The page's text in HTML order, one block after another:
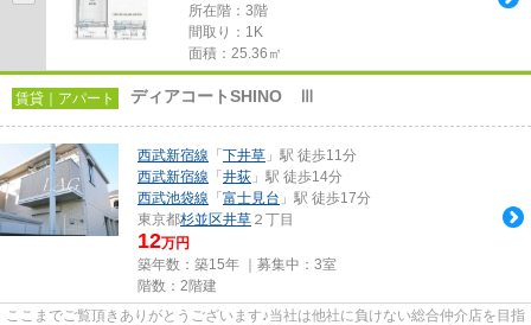
所在階：3階
間取り：1K
面積：25.36㎡
賃貸｜アパート ディアコートSHINO Ⅲ
西武新宿線 「 下井草 」駅 徒歩11分
西武新宿線 「 井荻 」駅 徒歩14分
西武池袋線 「 富士見台 」駅 徒歩17分
東京都杉並区井草 ２丁目
12万円
築年数：築15年 ｜募集中： 3室
階数：2階建
ここまでご覧頂きありがとうございます♪当社は他社に負けない総合仲介店を目指